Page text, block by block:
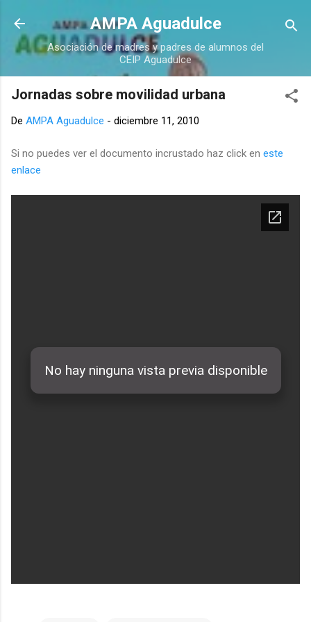
Ir al contenido principal
AMPA Aguadulce
Asociación de madres y padres de alumnos del
CEIP Aguadulce
Jornadas sobre movilidad urbana
De AMPA Aguadulce - diciembre 11, 2010
Si no puedes ver el documento incrustado haz click en este
enlace